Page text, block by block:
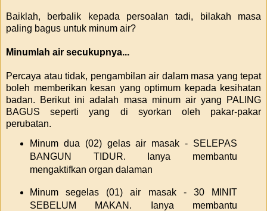
Baiklah, berbalik kepada persoalan tadi, bilakah masa
paling bagus untuk minum air?
Minumlah air secukupnya...
Percaya atau tidak, pengambilan air dalam masa yang tepat
boleh memberikan kesan yang optimum kepada kesihatan
badan. Berikut ini adalah masa minum air yang PALING
BAGUS seperti yang di syorkan oleh pakar-pakar
perubatan.
Minum dua (02) gelas air masak - SELEPAS
BANGUN TIDUR. Ianya membantu
mengaktifkan organ dalaman
Minum segelas (01) air masak - 30 MINIT
SEBELUM MAKAN. Ianya membantu